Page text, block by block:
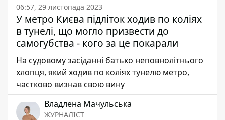
06:57, 29 листопада 2023
У метро Києва підліток ходив по коліях
в тунелі, що могло призвести до
самогубства - кого за це покарали
На судовому засіданні батько неповнолітнього
хлопця, який ходив по коліях тунелю метро,
частково визнав свою вину
Владлена Мачульська
ЖУРНАЛІСТ